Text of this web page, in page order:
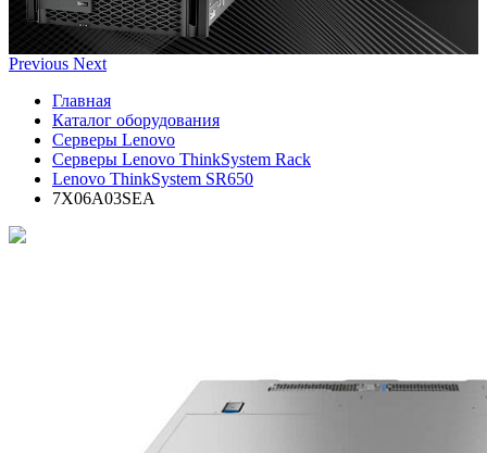
Previous Next
Главная
Каталог оборудования
Серверы Lenovo
Серверы Lenovo ThinkSystem Rack
Lenovo ThinkSystem SR650
7X06A03SEA